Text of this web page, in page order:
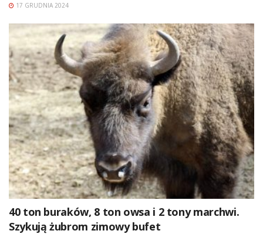
17 GRUDNIA 2024
40 ton buraków, 8 ton owsa i 2 tony marchwi.
Szykują żubrom zimowy bufet